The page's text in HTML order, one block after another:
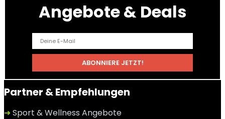
Angebote & Deals
Partner & Empfehlungen
➜ Sport & Wellness Angebote